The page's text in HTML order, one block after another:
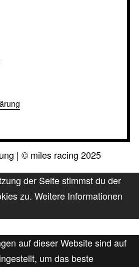
| © miles racing 2025
der Seite stimmst du der
zu. Weitere Informationen
auf dieser Website sind auf
um das beste